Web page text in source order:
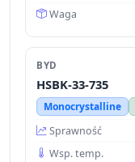
Waga
BYD
HSBK-33-735
Monocrystalline
Sprawność
Wsp. temp.